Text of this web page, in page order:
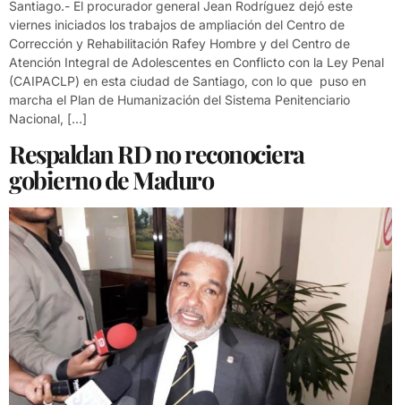
Santiago.- El procurador general Jean Rodríguez dejó este
viernes iniciados los trabajos de ampliación del Centro de
Corrección y Rehabilitación Rafey Hombre y del Centro de
Atención Integral de Adolescentes en Conflicto con la Ley Penal
(CAIPACLP) en esta ciudad de Santiago, con lo que puso en
marcha el Plan de Humanización del Sistema Penitenciario
Nacional, […]
Respaldan RD no reconociera
gobierno de Maduro